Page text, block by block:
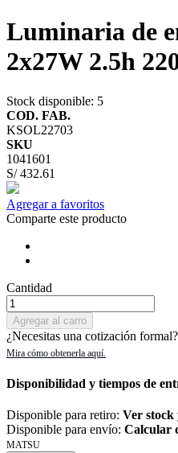
Luminaria de
2x27W 2.5h
Stock disponible: 5
COD. FAB.
KSOL22703
SKU
1041601
S/ 432.61
Agregar a favoritos
Comparte este producto
Cantidad
Agregar al carro
¿Necesitas una cotización formal?
Disponibilidad y tiempos de
Disponible para retiro: Ver stock
Disponible para envío: Calcular
MATSU